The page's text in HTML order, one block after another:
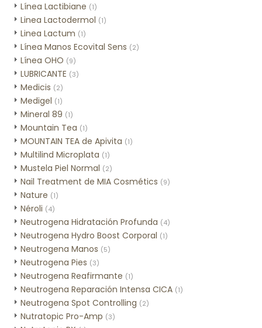
Línea Lactibiane (1)
Linea Lactodermol (1)
Linea Lactum (1)
Línea Manos Ecovital Sens (2)
Línea OHO (9)
LUBRICANTE (3)
Medicis (2)
Medigel (1)
Mineral 89 (1)
Mountain Tea (1)
MOUNTAIN TEA de Apivita (1)
Multilind Microplata (1)
Mustela Piel Normal (2)
Nail Treatment de MIA Cosmétics (9)
Nature (1)
Néroli (4)
Neutrogena Hidratación Profunda (4)
Neutrogena Hydro Boost Corporal (1)
Neutrogena Manos (5)
Neutrogena Pies (3)
Neutrogena Reafirmante (1)
Neutrogena Reparación Intensa CICA (1)
Neutrogena Spot Controlling (2)
Nutratopic Pro-Amp (3)